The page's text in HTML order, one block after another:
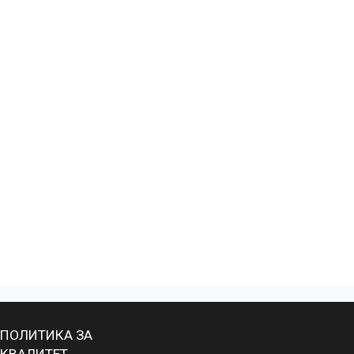
ПОЛИТИКА ЗА